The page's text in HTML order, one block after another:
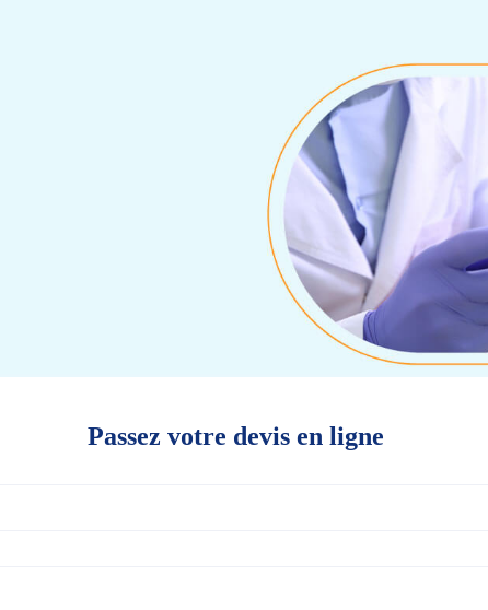
Passez votre devis en ligne